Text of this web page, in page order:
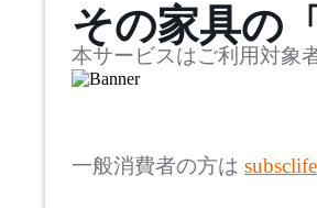
ライオン
検索
~
~
その家具の
本サービスはご利用対象
一般消費者の方は subsclife